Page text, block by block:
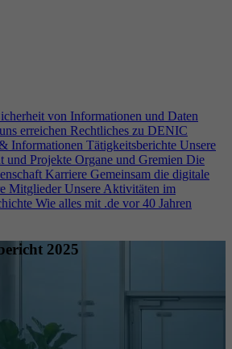
von Informationen und Daten
erreichen Rechtliches zu DENIC
Informationen Tätigkeitsberichte Unsere
und Projekte Organe und Gremien Die
Karriere Gemeinsam die digitale
Mitglieder Unsere Aktivitäten im
Wie alles mit .de vor 40 Jahren
2025